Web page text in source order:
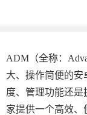
ADM（全称：
大、操作简便的
度、管理功能还
家提供一个高效、